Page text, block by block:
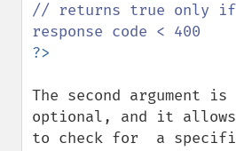
// returns true only
The second argument is
optional, and it allows
to check for  a